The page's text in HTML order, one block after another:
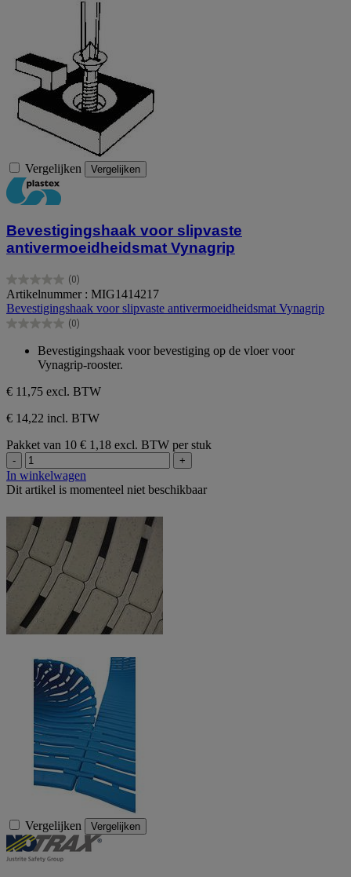
Vergelijken Vergelijken
Bevestigingshaak voor slipvaste
antivermoeidheidsmat Vynagrip
(0)
0.0
van
de
5
Artikelnummer : MIG1414217
Bevestigingshaak voor slipvaste antivermoeidheidsmat Vynagrip
(0)
0.0
sterren.
Bevestigingshaak voor bevestiging op de vloer voor
Vynagrip-rooster.
€ 11,75 excl. BTW
€ 14,22 incl. BTW
Pakket van 10 € 1,18 excl. BTW per stuk
- +
In winkelwagen
Dit artikel is momenteel niet beschikbaar
Vergelijken Vergelijken